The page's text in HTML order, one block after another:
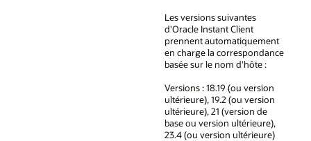
Les versions suivantes
d'Oracle Instant Client
prennent automatiquement
en charge la correspondance
basée sur le nom d'hôte :
Versions : 18.19 (ou version
ultérieure), 19.2 (ou version
ultérieure), 21 (version de
base ou version ultérieure),
23.4 (ou version ultérieure)